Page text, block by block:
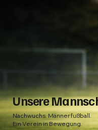
Unsere
Nachwuchs. Männerfußball.
Ein Verein in Bewegung.